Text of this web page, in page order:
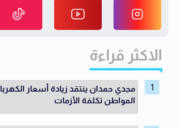
الاكثر قراءة
مجدي حمدان ينتقد زيادة أسعار
المواطن تكلفة الأزمات